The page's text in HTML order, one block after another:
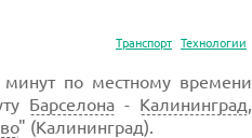
Транспорт Технологии
по местному времени
Барселона - Калининград,
" (Калининград).